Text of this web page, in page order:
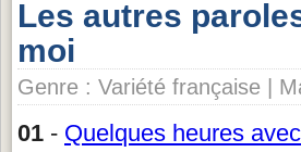
Les autres
moi
Genre : Variété française |
01 - Quelques heures